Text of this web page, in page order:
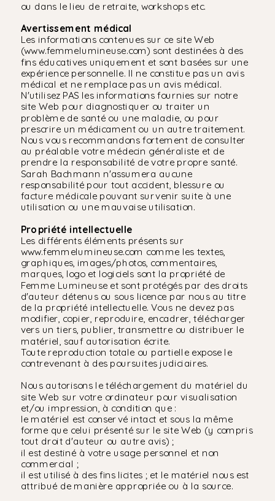
ou dans le lieu de retraite, workshops etc.
Avertissement médical
Les informations contenues sur ce site Web
(www.femmelumineuse.com) sont destinées à des
fins éducatives uniquement et sont basées sur une
expérience personnelle. Il ne constitue pas un avis
médical et ne remplace pas un avis médical.
N'utilisez PAS les informations fournies sur notre
site Web pour diagnostiquer ou traiter un
problème de santé ou une maladie, ou pour
prescrire un médicament ou un autre traitement.
Nous vous recommandons fortement de consulter
au préalable votre médecin généraliste et de
prendre la responsabilité de votre propre santé.
Sarah Bachmann n'assumera aucune
responsabilité pour tout accident, blessure ou
facture médicale pouvant survenir suite à une
utilisation ou une mauvaise utilisation.
Propriété intellectuelle
Les différents éléments présents sur
www.femmelumineuse.com comme les textes,
graphiques, images/photos, commentaires,
marques, logo et logiciels sont la propriété de
Femme Lumineuse et sont protégés par des droits
d'auteur détenus ou sous licence par nous au titre
de la propriété intellectuelle. Vous ne devez pas
modifier, copier, reproduire, encadrer, télécharger
vers un tiers, publier, transmettre ou distribuer le
matériel, sauf autorisation écrite.
Toute reproduction totale ou partielle expose le
contrevenant à des poursuites judiciaires.
Nous autorisons le téléchargement du matériel du
site Web sur votre ordinateur pour visualisation
et/ou impression, à condition que :
le matériel est conservé intact et sous la même
forme que celui présenté sur le site Web (y compris
tout droit d'auteur ou autre avis) ;
il est destiné à votre usage personnel et non
commercial ;
il est utilisé à des fins licites ; et le matériel nous est
attribué de manière appropriée ou à la source.